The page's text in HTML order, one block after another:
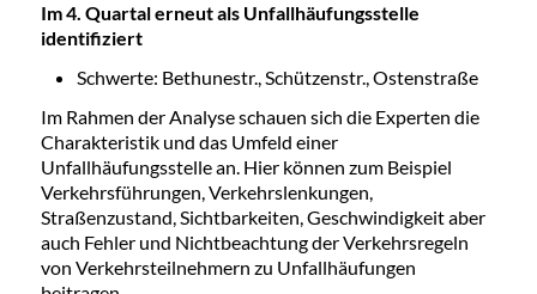
Im 4. Quartal erneut als Unfallhäufungsstelle
identifiziert
Schwerte: Bethunestr., Schützenstr., Ostenstraße
Im Rahmen der Analyse schauen sich die Experten die
Charakteristik und das Umfeld einer
Unfallhäufungsstelle an. Hier können zum Beispiel
Verkehrsführungen, Verkehrslenkungen,
Straßenzustand, Sichtbarkeiten, Geschwindigkeit aber
auch Fehler und Nichtbeachtung der Verkehrsregeln
von Verkehrsteilnehmern zu Unfallhäufungen